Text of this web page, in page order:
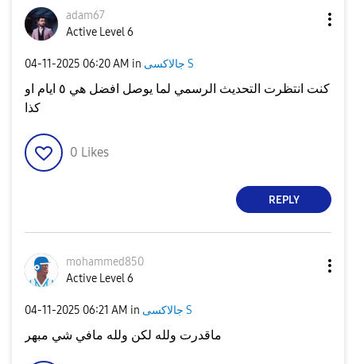
adam67
Active Level 6
‎04-11-2025 06:20 AM in جالاكسى S
كنت انتظرت التحديث الرسمي لما يوصل افضل هي ٥ ايام او
كذا
0 Likes
REPLY
mohammed850
Active Level 6
‎04-11-2025 06:21 AM in جالاكسى S
ماقدرت ولله لكن ولله مافي شي مبهر